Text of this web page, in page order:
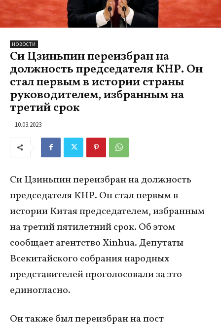
НОВОСТИ
Си Цзиньпин переизбран на
должность председателя КНР. Он
стал первым в истории страны
руководителем, избранным на
третий срок
10.03.2023
Си Цзиньпин переизбран на должность
председателя КНР. Он стал первым в
истории Китая председателем, избранным
на третий пятилетний срок. Об этом
сообщает агентство Xinhua. Депутаты
Всекитайского собрания народных
представителей проголосовали за это
единогласно.
Он также был переизбран на пост